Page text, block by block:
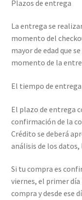
Plazos de entrega
La entrega se
momento del
mayor de edad que
momento de la
El tiempo de entrega
El plazo de entrega
confirmación de la
Crédito se deberá
análisis de los
Si tu compra es
viernes, el primer día
compra y desde ese